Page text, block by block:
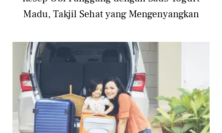
Madu, Takjil Sehat yang Mengenyangkan